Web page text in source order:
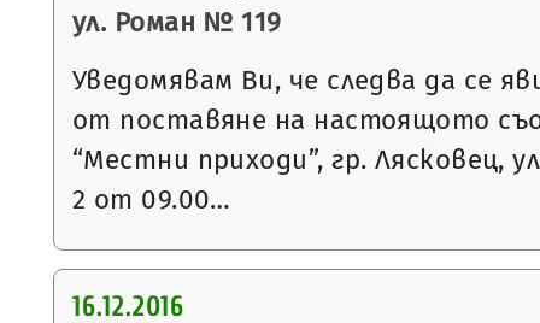
ул. Роман № 119
Уведомявам Ви, че следва да се
от поставяне на настоящото
“Местни приходи”, гр. Лясковец,
2 от 09.00…
16.12.2016